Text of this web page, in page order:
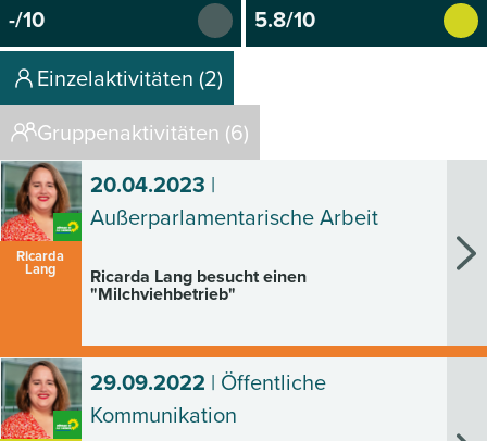
-/10
5.8/10
Einzelaktivitäten (2)
Gruppenaktivitäten (6)
Ricarda
Lang
20.04.2023 |
Außerparlamentarische Arbeit
Ricarda Lang besucht einen
"Milchviehbetrieb"
29.09.2022 | Öffentliche
Kommunikation